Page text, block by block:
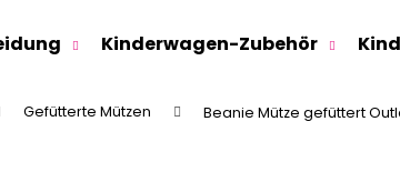
Kinderwagen-Zubehör
Gefütterte Mützen Beanie Mütze gefüttert
Was suchen Sie?